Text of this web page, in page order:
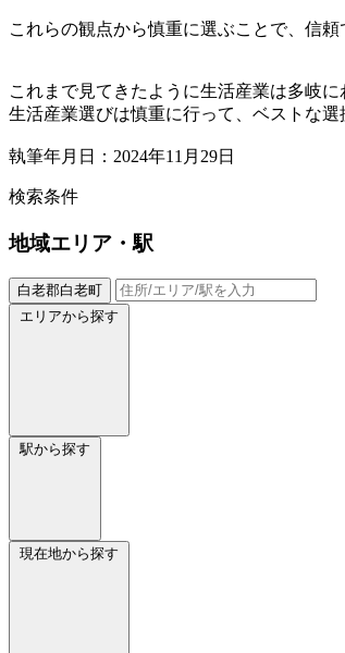
これらの観点から慎重に選ぶことで、信頼
これまで見てきたように生活産業は多岐
生活産業選びは慎重に行って、ベストな選
執筆年月日：2024年11月29日
検索条件
地域エリア・駅
白老郡白老町
エリアから探す
駅から探す
現在地から探す